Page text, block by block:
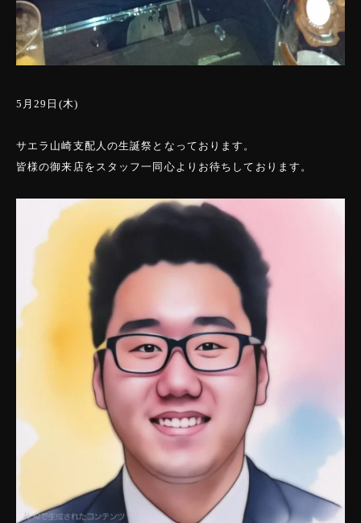
5月29日(木)
サエラ山崎支配人の生誕祭となっております。
皆様の御来店をスタッフ一同心よりお待ちしております。